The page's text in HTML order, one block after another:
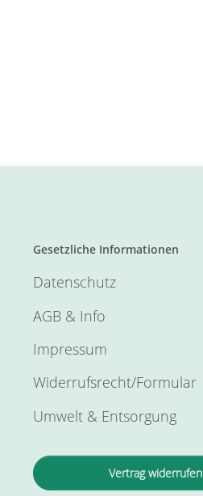
Gesetzliche Informationen
Datenschutz
AGB & Info
Impressum
Widerrufsrecht/Formular
Umwelt & Entsorgung
Vertrag widerrufen